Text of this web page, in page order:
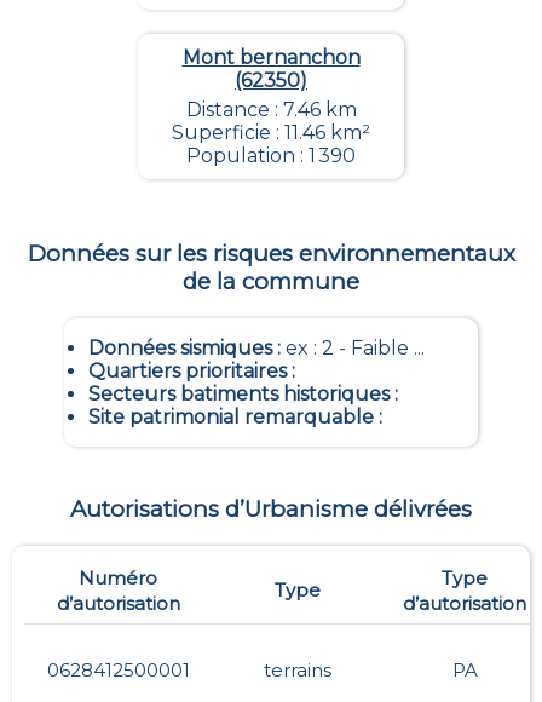
Mont bernanchon
(62350)
Distance : 7.46 km
Superficie : 11.46 km²
Population : 1 390
Données sur les risques environnementaux
de la commune
Données sismiques: ex : 2 - Faible ...
Quartiers prioritaires:
Secteurs batiments historiques:
Site patrimonial remarquable:
Autorisations d’Urbanisme délivrées
Numéro
d’autorisation
Type
Type
d’autorisation
0628412500001 terrains PA